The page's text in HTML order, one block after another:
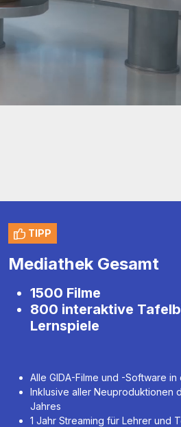
TIPP
Mediathek Gesamt
1500 Filme
800 interaktive
Lernspiele
Alle GIDA-Filme und -Software in
Inklusive aller Neuproduktionen
Jahres
1 Jahr Streaming für Lehrer und